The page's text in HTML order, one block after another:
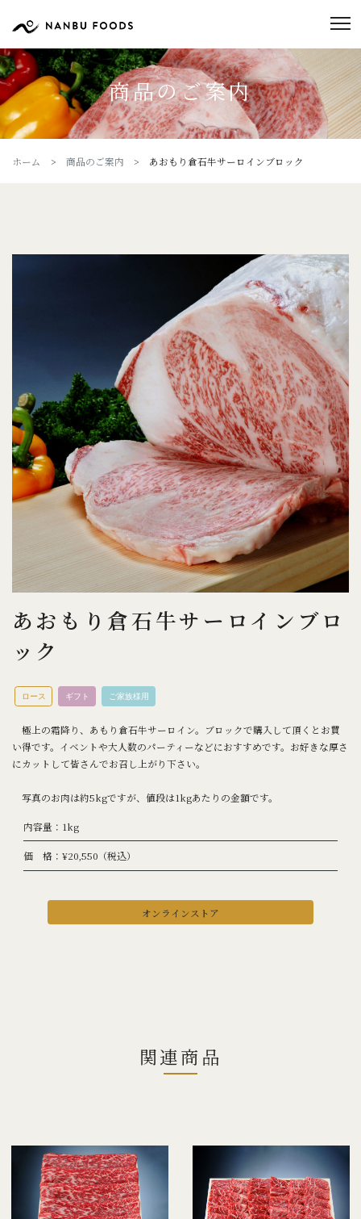
商品のご案内
ホーム > 商品のご案内 > あおもり倉石牛サーロインブロック
あおもり倉石牛サーロインブロ
ック
ロース ギフト ご家族様用
極上の霜降り、あもり倉石牛サーロイン。ブロックで購入して頂くとお買
い得です。イベントや大人数のパーティーなどにおすすめです。お好きな厚さ
にカットして皆さんでお召し上がり下さい。
写真のお肉は約5kgですが、値段は1kgあたりの金額です。
内容量：1kg
価 格：¥20,550（税込）
オンラインストア
関連商品